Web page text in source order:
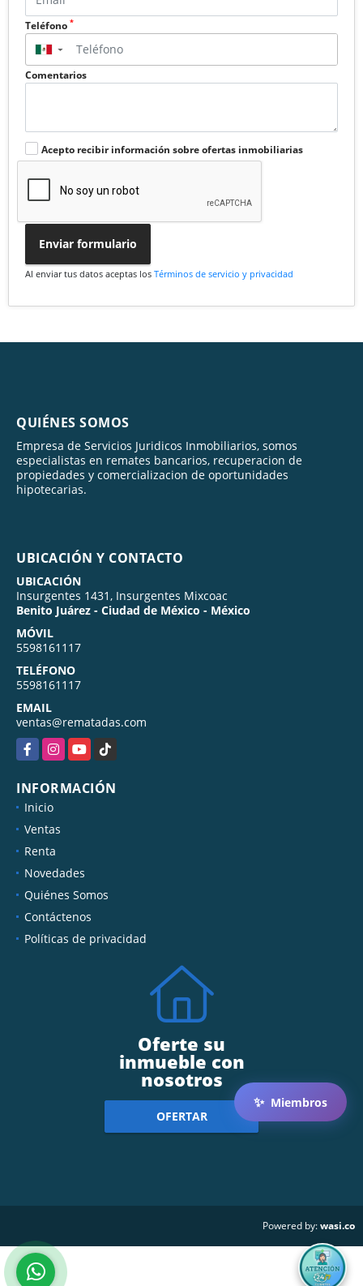
✨ Miembros
Teléfono *
▼
Comentarios
Acepto recibir información sobre ofertas inmobiliarias
Enviar formulario
Al enviar tus datos aceptas los Términos de servicio y privacidad
QUIÉNES SOMOS
Empresa de Servicios Juridicos Inmobiliarios, somos
especialistas en remates bancarios, recuperacion de
propiedades y comercializacion de oportunidades
hipotecarias.
UBICACIÓN Y CONTACTO
UBICACIÓN
Insurgentes 1431, Insurgentes Mixcoac
Benito Juárez - Ciudad de México - México
MÓVIL
5598161117
TELÉFONO
5598161117
EMAIL
ventas@rematadas.com
FacebookInstagramYouTubeTikTok
INFORMACIÓN
Inicio
Ventas
Renta
Novedades
Quiénes Somos
Contáctenos
Políticas de privacidad
Oferte su
inmueble con
nosotros
OFERTAR
Powered by:wasi.co